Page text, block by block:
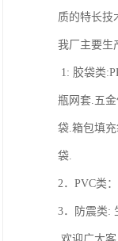
质的特长
我厂主要生
1: 胶袋类
瓶网套.五
袋.箱包填
袋.
2．PVC类
3．防震类: